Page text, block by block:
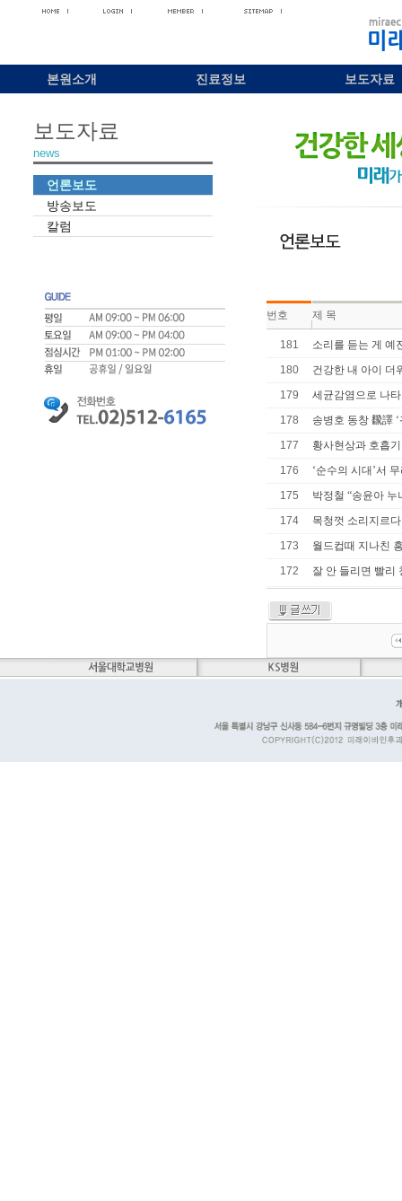
본원소개 진료정보 보도자료
보도자료
news
언론보도
방송보도
칼럼
번호 제 목
181
소리를 듣는 게 예
180
건강한 내 아이 더
179
세균감염으로 나
178
송병호 동창 飜譯 ‘
177
황사현상과 호흡
176
‘순수의 시대’서
175
박정철 “송윤아 누
174
목청껏 소리지르
173
월드컵때 지나친
172
잘 안 들리면 빨리